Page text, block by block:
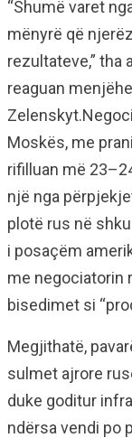
“Shumë varet
mënyrë që
rezultateve,” tha
reaguan
Moskës, me
rifilluan më
një nga
plotë rus në
i posaçëm
me negociatorin
bisedimet si
Megjithatë,
sulmet ajrore
duke goditur
ndërsa vendi po